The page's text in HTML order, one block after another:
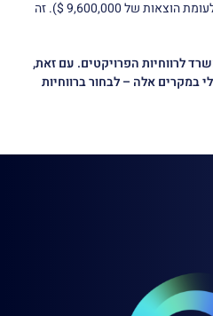
20% (הכנסות של 12,000,000 $ לעומת הוצאות של 9,600,000 $). זה
לרווחיות הפרויקטים. עם זאת,
במקרים אלה – לבחור ברווחיות